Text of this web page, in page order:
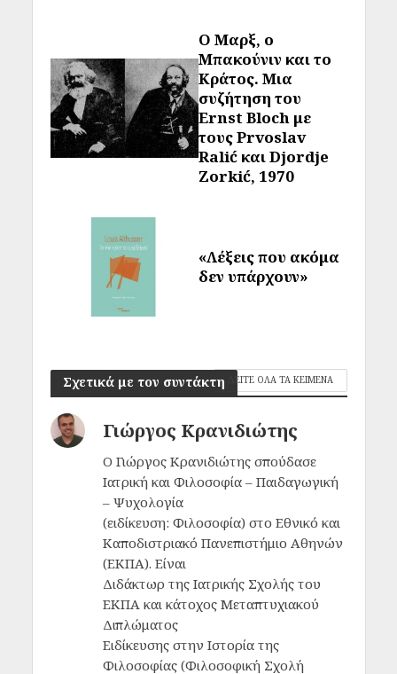
Ο Μαρξ, ο
Μπακούνιν και το
Κράτος. Μια
συζήτηση του
Ernst Bloch με
τους Prvoslav
Ralić και Djordje
Zorkić, 1970
«Λέξεις που ακόμα
δεν υπάρχουν»
Σχετικά με τον συντάκτη ΔΕΙΤΕ ΟΛΑ ΤΑ ΚΕΙΜΕΝΑ
Γιώργος Κρανιδιώτης
Ο Γιώργος Κρανιδιώτης σπούδασε
Ιατρική και Φιλοσοφία – Παιδαγωγική
– Ψυχολογία
(ειδίκευση: Φιλοσοφία) στο Εθνικό και
Καποδιστριακό Πανεπιστήμιο Αθηνών
(ΕΚΠΑ). Είναι
Διδάκτωρ της Ιατρικής Σχολής του
ΕΚΠΑ και κάτοχος Μεταπτυχιακού
Διπλώματος
Ειδίκευσης στην Ιστορία της
Φιλοσοφίας (Φιλοσοφική Σχολή